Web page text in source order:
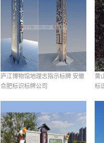
庐江博物馆地理志指示标牌 安徽
合肥标识标牌公司
黄
标